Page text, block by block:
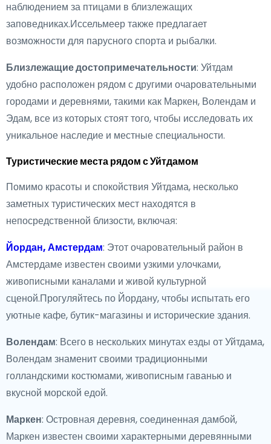
наблюдением за птицами в близлежащих
заповедниках.Иссельмеер также предлагает
возможности для парусного спорта и рыбалки.
Близлежащие достопримечательности: Уйтдам
удобно расположен рядом с другими очаровательными
городами и деревнями, такими как Маркен, Волендам и
Эдам, все из которых стоят того, чтобы исследовать их
уникальное наследие и местные специальности.
Туристические места рядом с Уйтдамом
Помимо красоты и спокойствия Уйтдама, несколько
заметных туристических мест находятся в
непосредственной близости, включая:
Йордан, Амстердам: Этот очаровательный район в
Амстердаме известен своими узкими улочками,
живописными каналами и живой культурной
сценой.Прогуляйтесь по Йордану, чтобы испытать его
уютные кафе, бутик-магазины и исторические здания.
Волендам: Всего в нескольких минутах езды от Уйтдама,
Волендам знаменит своими традиционными
голландскими костюмами, живописным гаванью и
вкусной морской едой.
Маркен: Островная деревня, соединенная дамбой,
Маркен известен своими характерными деревянными